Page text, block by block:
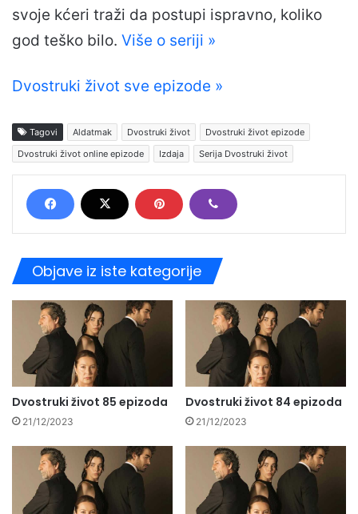
svoje kćeri traži da postupi ispravno, koliko
god teško bilo. Više o seriji »
Dvostruki život sve epizode »
Tagovi Aldatmak Dvostruki život
Dvostruki život epizode
Dvostruki život online epizode
Izdaja Serija Dvostruki život
Objave iz iste kategorije
Dvostruki život 85 epizoda
21/12/2023
Dvostruki život 84 epizoda
21/12/2023